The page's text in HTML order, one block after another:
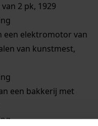
2 pk, 1929
een elektromotor van
van kunstmest,
een bakkerij met